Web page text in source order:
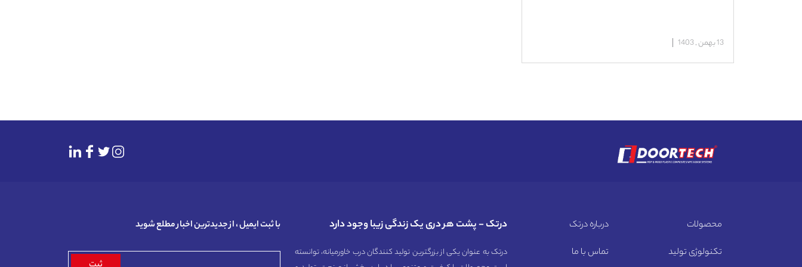
13 بهمن , 1403
محصولات
تکنولوژی تولید
درباره درتک
تماس با ما
درتک - پشت هر دری یک زندگی زیبا وجود دارد
درتک به عنوان یکی از بزرگترین تولید کنندگان درب خاورمیانه، توانسته
با ثبت ایمیل ، از جدیدترین اخبار مطلع شوید